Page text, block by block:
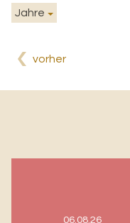
Jahre
vorher
06.08.26